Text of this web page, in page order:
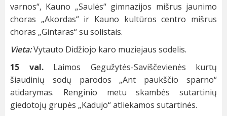
varnos“, Kauno „Saulės“ gimnazijos mišrus jaunimo
choras „Akordas“ ir Kauno kultūros centro mišrus
choras „Gintaras“ su solistais.
Vieta:Vytauto Didžiojo karo muziejaus sodelis.
15 val.Laimos Gegužytės-Saviščevienės kurtų
šiaudinių sodų parodos „Ant paukščio sparno“
atidarymas. Renginio metu skambės sutartinių
giedotojų grupės „Kadujo“ atliekamos sutartinės.